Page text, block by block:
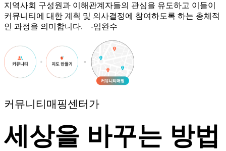
지역사회 구성원과 이해관계자들의 관심을 유도하고 이들이
커뮤니티에 대한 계획 및 의사결정에 참여하도록 하는 총체적
인 과정을 의미합니다. -임완수
커뮤니티매핑센터가
세상을 바꾸는 방법